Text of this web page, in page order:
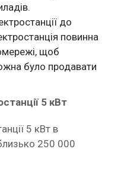
до
повинна
щоб
було продавати
5 кВт
5 кВт в
250 000